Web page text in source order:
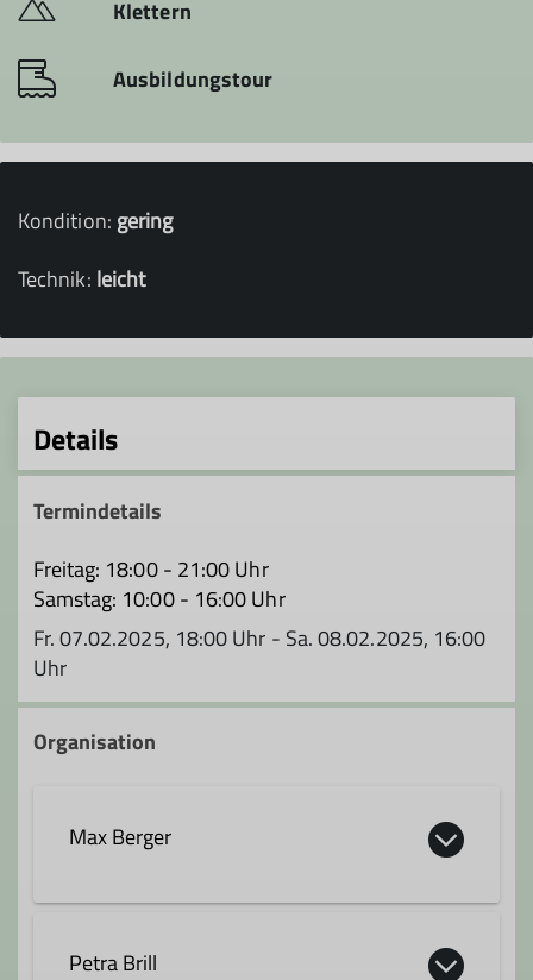
Klettern
Ausbildungstour
Kondition: gering
Technik: leicht
Details
Termindetails
Freitag: 18:00 - 21:00 Uhr
Samstag: 10:00 - 16:00 Uhr
Fr. 07.02.2025, 18:00 Uhr - Sa. 08.02.2025, 16:00
Uhr
Organisation
Max Berger
Petra Brill